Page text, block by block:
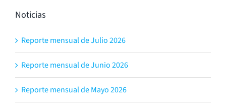
Noticias
Reporte mensual de Julio 2026
Reporte mensual de Junio 2026
Reporte mensual de Mayo 2026